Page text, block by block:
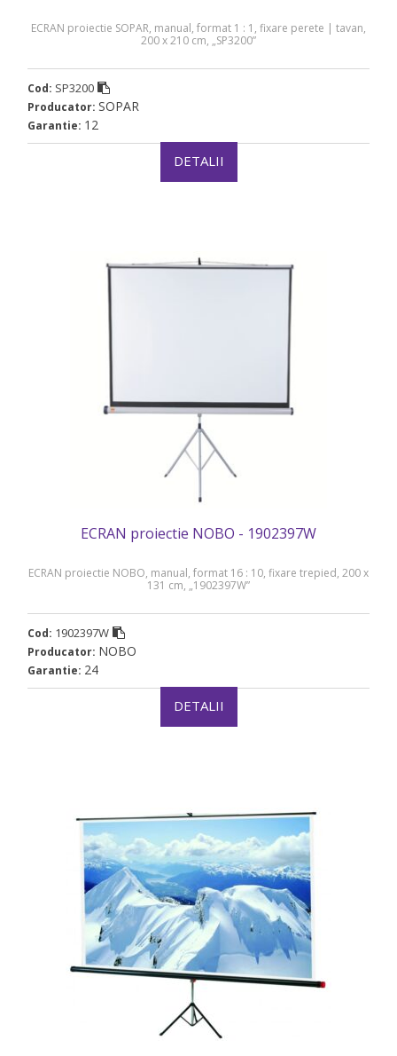
ECRAN proiectie SOPAR, manual, format 1 : 1, fixare perete | tavan,
200 x 210 cm, „SP3200”
Cod: SP3200
Producator: SOPAR
Garantie: 12
DETALII
ECRAN proiectie NOBO - 1902397W
ECRAN proiectie NOBO, manual, format 16 : 10, fixare trepied, 200 x
131 cm, „1902397W”
Cod: 1902397W
Producator: NOBO
Garantie: 24
DETALII